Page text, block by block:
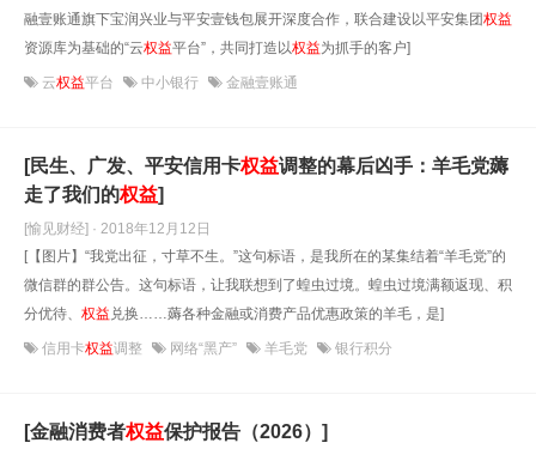
融壹账通旗下宝润兴业与平安壹钱包展开深度合作，联合建设以平安集团权益
资源库为基础的“云权益平台”，共同打造以权益为抓手的客户]
云权益平台 中小银行 金融壹账通
[民生、广发、平安信用卡权益调整的幕后凶手：羊毛党薅
走了我们的权益]
[愉见财经] · 2018年12月12日
[【图片】“我党出征，寸草不生。”这句标语，是我所在的某集结着“羊毛党”的
微信群的群公告。这句标语，让我联想到了蝗虫过境。蝗虫过境满额返现、积
分优待、 权益 兑换……薅各种金融或消费产品优惠政策的羊毛，是]
信用卡权益调整 网络“黑产” 羊毛党 银行积分
[金融消费者权益保护报告（2026）]